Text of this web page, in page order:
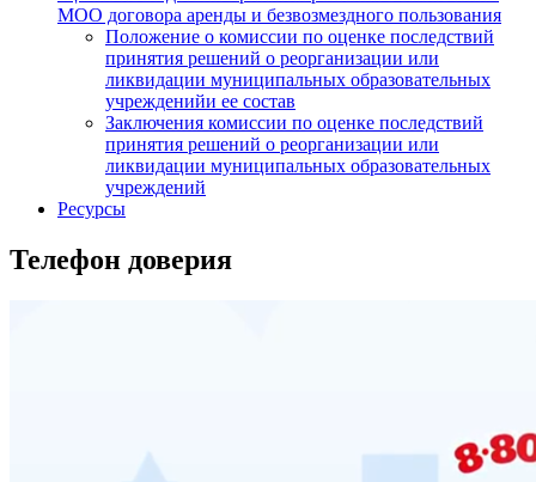
МОО договора аренды и безвозмездного пользования
Положение о комиссии по оценке последствий
принятия решений о реорганизации или
ликвидации муниципальных образовательных
учрежденийи ее состав
Заключения комиссии по оценке последствий
принятия решений о реорганизации или
ликвидации муниципальных образовательных
учреждений
Ресурсы
Телефон доверия